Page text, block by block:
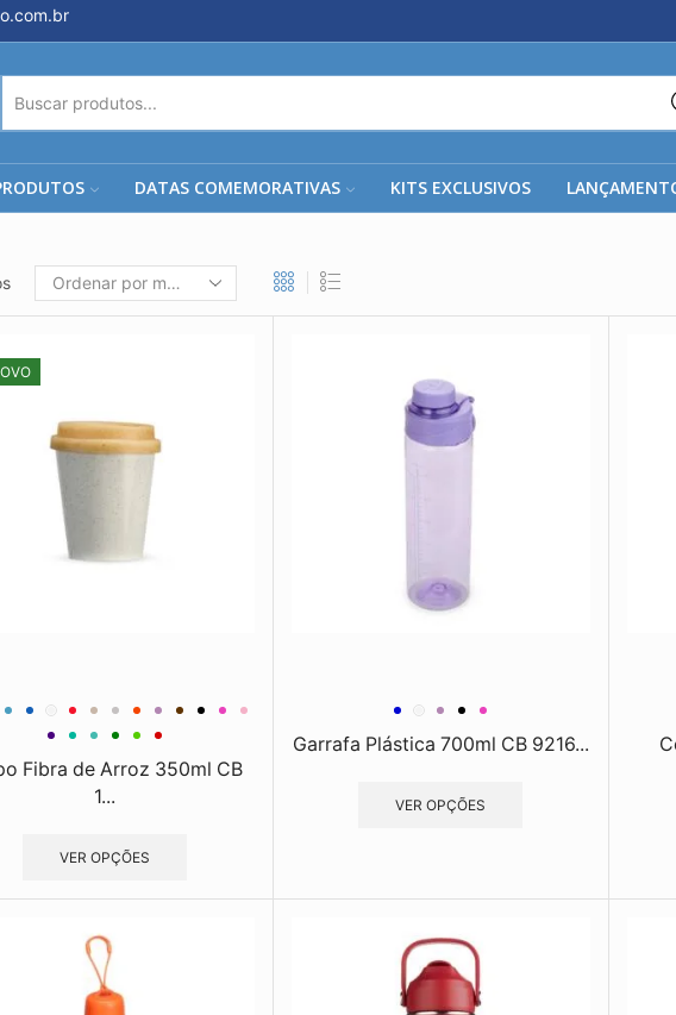
DE
PESQUISA
DATAS COMEMORATIVAS KITS EXCLUSIVOS
Fibra de Arroz 350ml CB
1...
VER OPÇÕES
Garrafa Plástica 700ml CB 9216...
VER OPÇÕES